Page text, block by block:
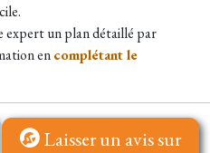
expert un plan détaillé par
encomplétant le
Laisser un avis sur